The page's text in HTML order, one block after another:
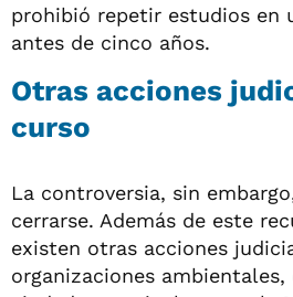
prohibió repetir estudios en
antes de cinco años.
Otras acciones
curso
La controversia, sin
cerrarse. Además de este
existen otras acciones
organizaciones